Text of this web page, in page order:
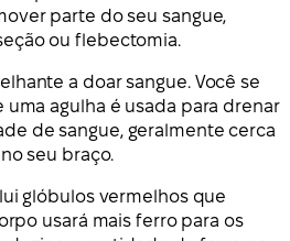
parte do seu sangue,
ou flebectomia.
a doar sangue. Você se
agulha é usada para drenar
de sangue, geralmente cerca
seu braço.
glóbulos vermelhos que
usará mais ferro para os